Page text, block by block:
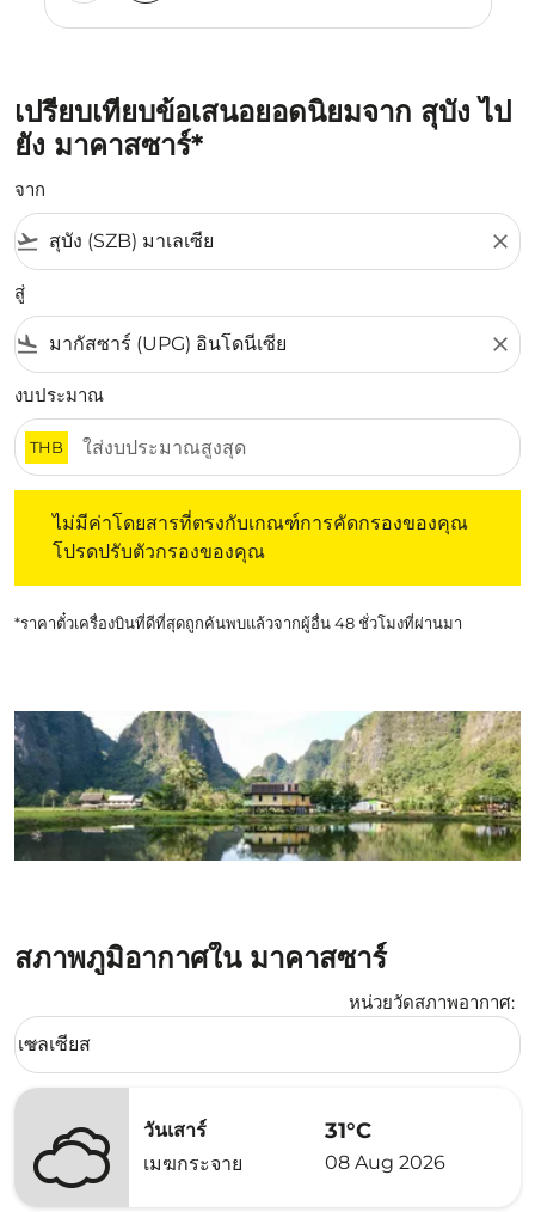
เปรียบเทียบข้อเสนอยอดนิยมจาก สุบัง ไป
ยัง มาคาสซาร์*
จาก
flight_takeoff close
สู่
flight_land close
งบประมาณ
THB
ไม่มีค่าโดยสารที่ตรงกับเกณฑ์การคัดกรองของคุณ
โปรดปรับตัวกรองของคุณ
*ราคาตั๋วเครื่องบินที่ดีที่สุดถูกค้นพบแล้วจากผู้อื่น 48 ชั่วโมงที่ผ่านมา
สภาพภูมิอากาศใน มาคาสซาร์
หน่วยวัดสภาพอากาศ:
Weather unit option เซลเซียส Selected
เซลเซียส
keyboard_arrow_down
วันเสาร์
เมฆกระจาย
31°C
08 Aug 2026